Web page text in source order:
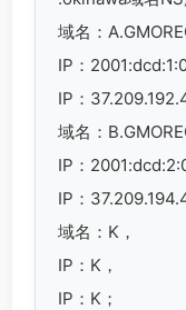
域名：
IP：
IP：
域名：
IP：
IP：
域名：K，
IP：K，
IP：K；